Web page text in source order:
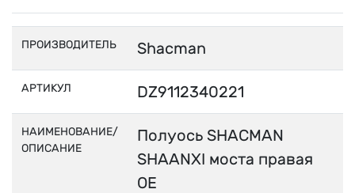
ПРОИЗВОДИТЕЛЬ Shacman
АРТИКУЛ DZ9112340221
НАИМЕНОВАНИЕ/
ОПИСАНИЕ
Полуось SHACMAN
SHAANXI моста правая
OE